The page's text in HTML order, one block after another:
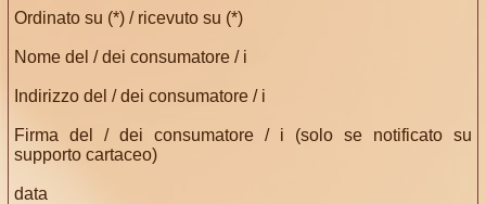
Ordinato su (*) / ricevuto su (*)
Nome del / dei consumatore / i
Indirizzo del / dei consumatore / i
Firma del / dei consumatore / i (solo se notificato su
supporto cartaceo)
data